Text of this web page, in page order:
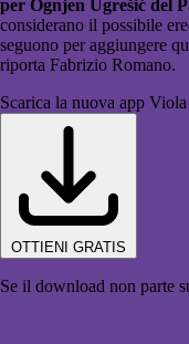
per Ognjen Ugrešić del
considerano il possibile
seguono per aggiungere
riporta Fabrizio Romano.
Scarica la nuova app
OTTIENI GRATIS
Se il download non parte